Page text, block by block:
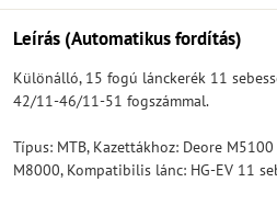
Leírás (Automatikus fordítás)
Különálló, 15 fogú lánckerék 11
42/11-46/11-51 fogszámmal.
Típus: MTB, Kazettákhoz: Deore
M8000, Kompatibilis lánc: HG-EV 11